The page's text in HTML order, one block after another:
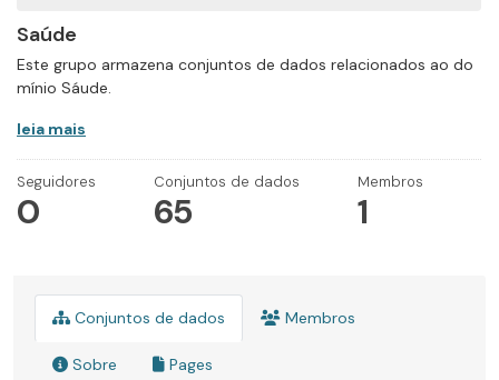
Saúde
Este grupo armazena conjuntos de dados relacionados ao do
mínio Sáude.
leia mais
Seguidores
0
Conjuntos de dados
65
Membros
1
Conjuntos de dados Membros
Sobre Pages